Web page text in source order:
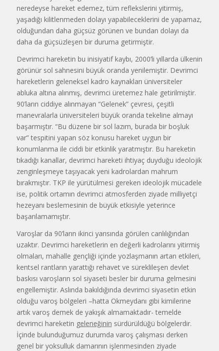
neredeyse hareket edemez, tüm reflekslerini yitirmiş,
yaşadığı kilitlenmeden dolayı yapabileceklerini de yapamaz,
olduğundan daha güçsüz görünen ve bundan dolayı da
daha da güçsüzleşen bir duruma getirmiştir.
Devrimci hareketin bu inisiyatif kaybı, 2000’li yıllarda ülkenin
görünür sol sahnesini büyük oranda yenilemiştir. Devrimci
hareketlerin geleneksel kadro kaynakları üniversiteler
abluka altına alınmış, devrimci üretemez hale getirilmiştir.
90’ların ciddiye alınmayan “Gelenek” çevresi, çeşitli
manevralarla üniversiteleri büyük oranda tekeline almayı
başarmıştır. “Bu düzene bir sol lazım, burada bir boşluk
var” tespitini yapan söz konusu hareket uygun bir
konumlanma ile ciddi bir etkinlik yaratmıştır. Bu hareketin
tıkadığı kanallar, devrimci hareketi ihtiyaç duyduğu ideolojik
zenginleşmeye taşıyacak yeni kadrolardan mahrum
bırakmıştır. TKP ile yürütülmesi gereken ideolojik mücadele
ise, politik ortamın devrimci atmosferden ziyade milliyetçi
hezeyanı beslemesinin de büyük etkisiyle yeterince
başarılamamıştır.
Varoşlar da 90’ların ikinci yarısında görülen canlılığından
uzaktır. Devrimci hareketlerin en değerli kadrolarını yitirmiş
olmaları, mahalle gençliği içinde yozlaşmanın artan etkileri,
kentsel rantların yarattığı rehavet ve süreklileşen devlet
baskısı varoşların sol siyaseti besler bir duruma gelmesini
engellemiştir. Aslında bakıldığında devrimci siyasetin etkin
olduğu varoş bölgeleri –hatta Okmeydanı gibi kimilerine
artık varoş demek de yakışık almamaktadır- temelde
devrimci hareketin geleneğinin sürdürüldüğü bölgelerdir.
İçinde bulunduğumuz durumda varoş çalışması derken
genel bir yoksulluk damarının işlenmesinden ziyade